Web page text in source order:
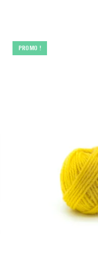
PROMO !